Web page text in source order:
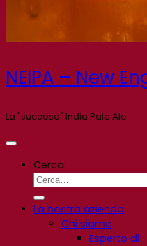
NEIPA – New
La "succosa" India Pale Ale
Cerca:
La nostra azienda
Chi siamo
Esperto di